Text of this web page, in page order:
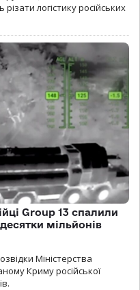
логістику російських
Group 13 спалили
мільйонів
Міністерства
Криму російської